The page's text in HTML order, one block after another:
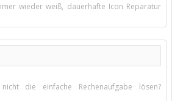
wieder weiß, dauerhafte Icon Reparatur
die einfache Rechenaufgabe lösen?